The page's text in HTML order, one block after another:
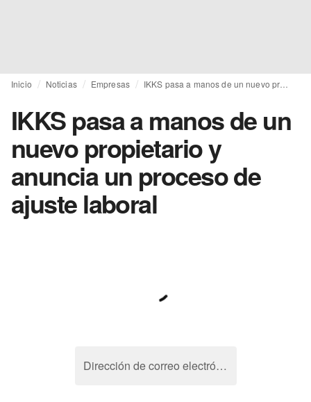
Inicio Noticias Empresas
IKKS pasa a manos de un
nuevo propietario y
anuncia un proceso de
ajuste laboral
Dirección de correo electrónico